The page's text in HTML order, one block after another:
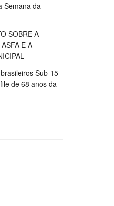
Semana da
SOBRE A
E A
Sub-15
de 68 anos da